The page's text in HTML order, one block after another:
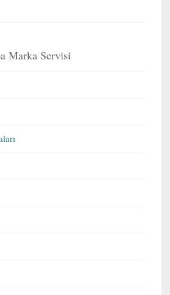
Marka Servisi